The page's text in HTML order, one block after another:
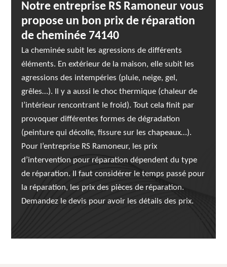
Notre entreprise RS Ramoneur vous
propose un bon prix de réparation
de cheminée 74140
La cheminée subit les agressions de différents
éléments. En extérieur de la maison, elle subit les
agressions des intempéries (pluie, neige, gel,
grêles…). Il y a aussi le choc thermique (chaleur de
l’intérieur rencontrant le froid). Tout cela finit par
provoquer différentes formes de dégradation
(peinture qui décolle, fissure sur les chapeaux…).
Pour l’entreprise RS Ramoneur, les prix
d’intervention pour réparation dépendent du type
de réparation. Il faut considérer le temps passé pour
la réparation, les prix des pièces de réparation.
Demandez le devis pour avoir les détails des prix.